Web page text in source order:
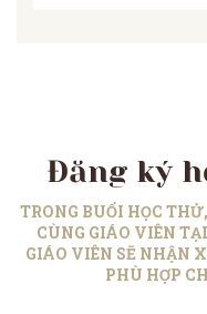
Đăng ký
TRONG BUỔI HỌC
CÙNG GIÁO VIÊN
GIÁO VIÊN SẼ NHẬN
PHÙ HỢP